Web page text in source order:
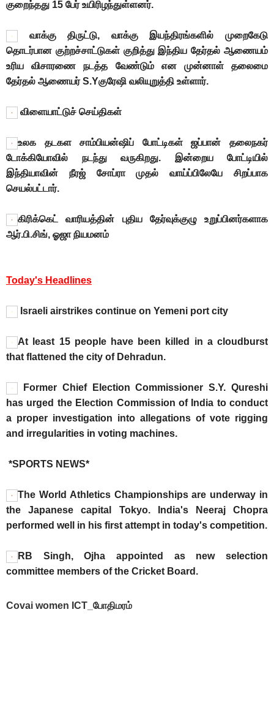
குறைந்தது 15 பேர் உயிரிழந்துள்ளனர்.
வாக்கு திருட்டு, வாக்கு இயந்திரங்களில் முறைகேடு
தொடர்பான குற்றச்சாட்டுகள் குறித்து இந்திய தேர்தல் ஆணையம்
உரிய விசாரணை நடத்த வேண்டும் என முன்னாள் தலைமை
தேர்தல் ஆணையர் S.Yகுரேஷி வலியுறுத்தி உள்ளார்.
விளையாட்டுச் செய்திகள்
உலக தடகள சாம்பியன்ஷிப் போட்டிகள் ஜப்பான் தலைநகர்
டோக்கியோவில் நடந்து வருகிறது. இன்றைய போட்டியில்
இந்தியாவின் நீரஜ் சோப்ரா முதல் வாய்ப்பிலேயே சிறப்பாக
செயல்பட்டார்.
கிரிக்கெட் வாரியத்தின் புதிய தேர்வுக்குழு உறுப்பினர்களாக
ஆர்.பி.சிங், ஓஜா நியமனம்
Today's Headlines
Israeli airstrikes continue on Yemeni port city
At least 15 people have been killed in a cloudburst
that flattened the city of Dehradun.
Former Chief Election Commissioner S.Y. Qureshi
has urged the Election Commission of India to conduct
a proper investigation into allegations of vote rigging
and irregularities in voting machines.
*SPORTS NEWS*
The World Athletics Championships are underway in
the Japanese capital Tokyo. India's Neeraj Chopra
performed well in his first attempt in today's competition.
RB Singh, Ojha appointed as new selection
committee members of the Cricket Board.
Covai women ICT_போதிமரம்